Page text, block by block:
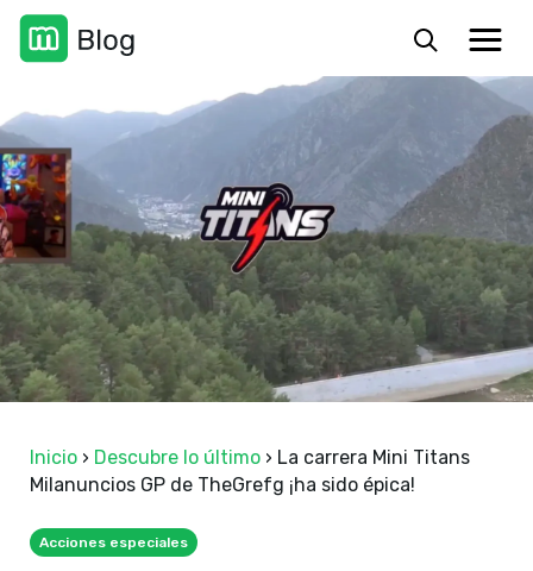
Inicio › Descubre lo último › La carrera Mini Titans
Milanuncios GP de TheGrefg ¡ha sido épica!
Acciones especiales